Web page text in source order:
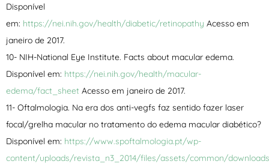
Disponível
em: https://nei.nih.gov/health/diabetic/retinopathy Acesso em
janeiro de 2017.
10- NIH-National Eye Institute. Facts about macular edema.
Disponível em: https://nei.nih.gov/health/macular-
edema/fact_sheet Acesso em janeiro de 2017.
11- Oftalmologia. Na era dos anti-vegfs faz sentido fazer laser
focal/grelha macular no tratamento do edema macular diabético?
Disponível em: https://www.spoftalmologia.pt/wp-
content/uploads/revista_n3_2014/files/assets/common/